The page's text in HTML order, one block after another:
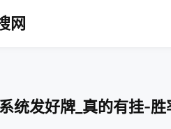
网
统发好牌_真的有挂-胜